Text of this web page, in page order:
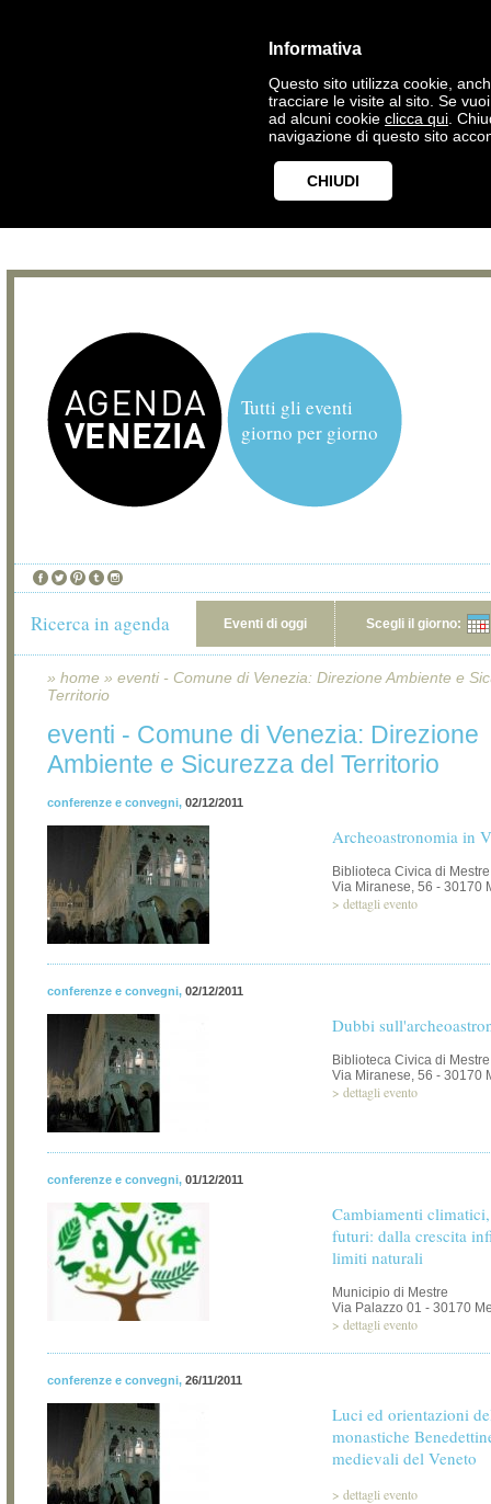
Informativa
Questo sito utilizza cookie,
tracciare le visite al sito. Se
ad alcuni cookie clicca qui .
navigazione di questo sito
CHIUDI
Tutti gli eventi
giorno per giorno
Ricerca in agenda Eventi di oggi Scegli il giorno:
» home » eventi - Comune di Venezia: Direzione Ambiente e
Territorio
eventi - Comune di Venezia: Direzione
Ambiente e Sicurezza del Territorio
conferenze e convegni, 02/12/2011
Archeoastronomia in
Biblioteca Civica di Mestre
Via Miranese, 56 - 30170
> dettagli evento
conferenze e convegni, 02/12/2011
Dubbi
Biblioteca Civica di Mestre
Via Miranese, 56 - 30170
> dettagli evento
conferenze e convegni, 01/12/2011
Cambiamenti
futuri: dalla crescita
limiti naturali
Municipio di Mestre
Via Palazzo 01 - 30170
> dettagli evento
conferenze e convegni, 26/11/2011
Luci ed orientazioni
monastiche
medievali del Veneto
> dettagli evento